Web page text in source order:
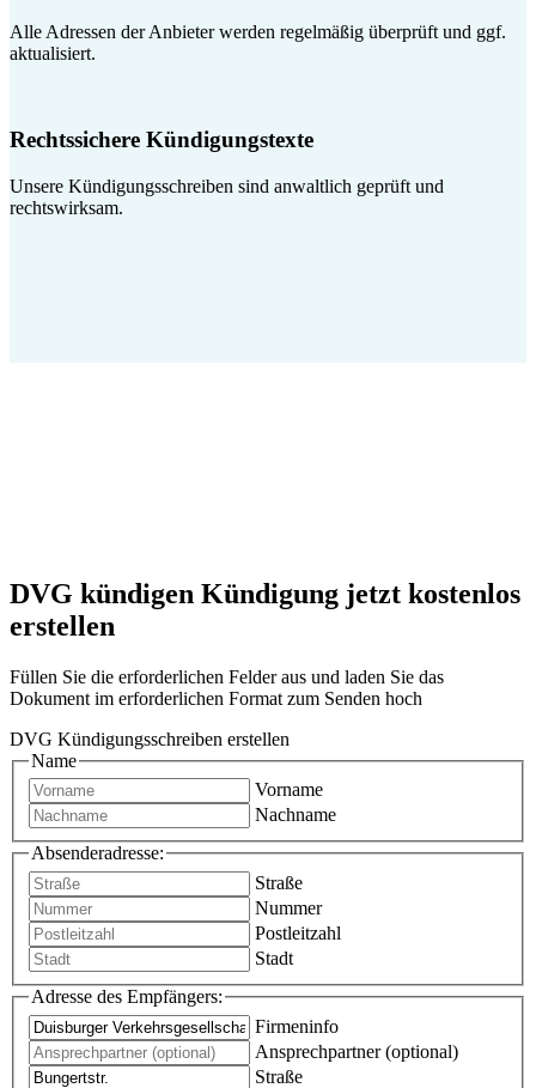
Alle Adressen der Anbieter werden regelmäßig überprüft und ggf.
aktualisiert.
Rechtssichere Kündigungstexte
Unsere Kündigungsschreiben sind anwaltlich geprüft und
rechtswirksam.
DVG kündigen Kündigung jetzt kostenlos
erstellen
Füllen Sie die erforderlichen Felder aus und laden Sie das
Dokument im erforderlichen Format zum Senden hoch
DVG Kündigungsschreiben erstellen
Name
Vorname
Nachname
Absenderadresse:
Straße
Nummer
Postleitzahl
Stadt
Adresse des Empfängers:
Firmeninfo
Ansprechpartner (optional)
Straße